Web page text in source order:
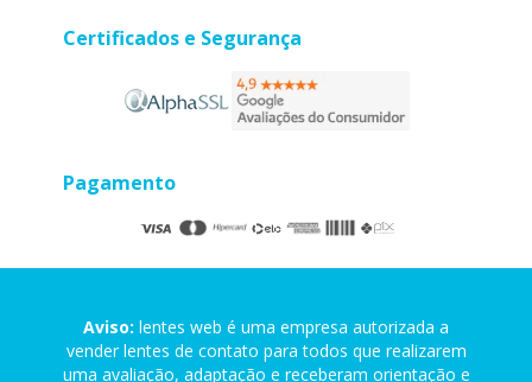
Certificados e Segurança
Pagamento
Aviso: lentes web é uma empresa autorizada a
vender lentes de contato para todos que realizarem
uma avaliação, adaptação e receberam orientação e